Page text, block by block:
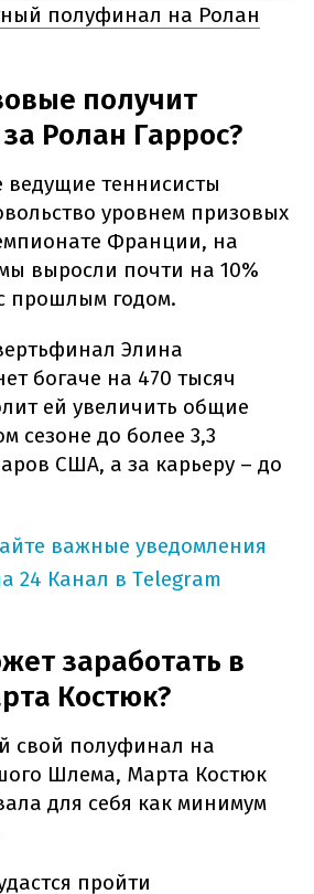
полуфинал на Ролан
получит
Ролан Гаррос?
ведущие теннисисты
уровнем призовых
Франции, на
выросли почти на 10%
прошлым годом.
Элина
богаче на 470 тысяч
ей увеличить общие
сезоне до более 3,3
США, а за карьеру – до
важные уведомления
24 Канал в Telegram
заработать в
Костюк?
свой полуфинал на
Шлема, Марта Костюк
для себя как минимум
пройти